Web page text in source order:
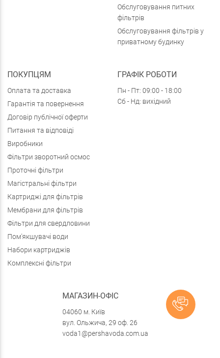
Обслуговування питних
фільтрів
Обслуговування фільтрів у
приватному будинку
ПОКУПЦЯМ
Оплата та доставка
Гарантія та повернення
Договір публічної оферти
Питання та відповіді
Виробники
Фільтри зворотний осмос
Проточні фільтри
Магістральні фільтри
Картриджі для фільтрів
Мембрани для фільтрів
Фільтри для свердловини
Пом'якшувачі води
Набори картриджів
Комплексні фільтри
ГРАФІК РОБОТИ
Пн - Пт: 09:00 - 18:00
Сб - Нд: вихідний
МАГАЗИН-ОФІС
04060 м. Київ
вул. Ольжича, 29 оф. 26
voda1@pershavoda.com.ua